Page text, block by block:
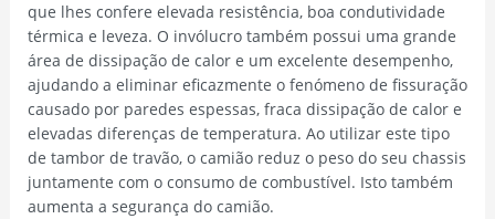
que lhes confere elevada resistência, boa condutividade
térmica e leveza. O invólucro também possui uma grande
área de dissipação de calor e um excelente desempenho,
ajudando a eliminar eficazmente o fenómeno de fissuração
causado por paredes espessas, fraca dissipação de calor e
elevadas diferenças de temperatura. Ao utilizar este tipo
de tambor de travão, o camião reduz o peso do seu chassis
juntamente com o consumo de combustível. Isto também
aumenta a segurança do camião.